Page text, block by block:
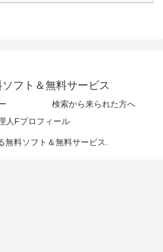
フト＆無料サービス
検索から来られた方へ
人Fプロフィール
無料ソフト＆無料サービス.